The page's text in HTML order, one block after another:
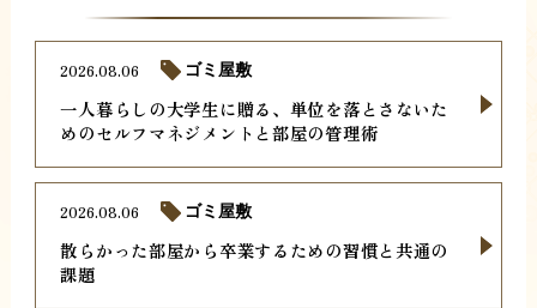
一人暮らしの大学生に贈る、単位を落とさないた
めのセルフマネジメントと部屋の管理術
2026.08.06 ゴミ屋敷
散らかった部屋から卒業するための習慣と共通の
課題
2026.08.06 ゴミ屋敷